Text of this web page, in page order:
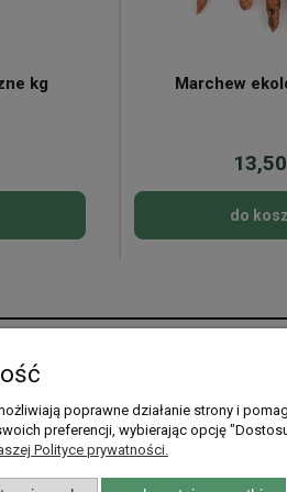
kg Marchew
do
Twoje zamówienia
Ustawienia konta
Przechowalnia
poprawne działanie strony i
preferencji, wybierając opcję
Polityce prywatności.